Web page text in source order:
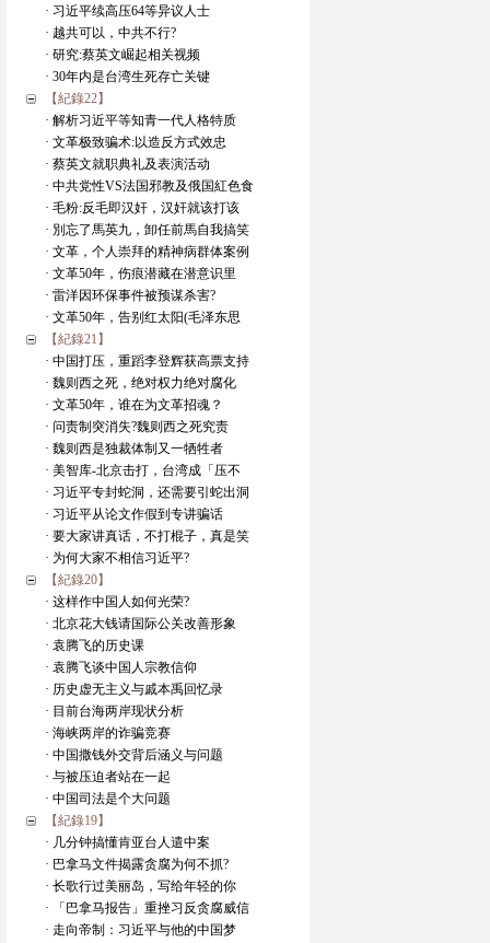
· 习近平续高压64等异议人士
· 越共可以，中共不行?
· 研究:蔡英文崛起相关视频
· 30年内是台湾生死存亡关键
【紀錄22】
· 解析习近平等知青一代人格特质
· 文革极致骗术:以造反方式效忠
· 蔡英文就职典礼及表演活动
· 中共党性VS法国邪教及俄国紅色食
· 毛粉:反毛即汉奸，汉奸就该打该
· 別忘了馬英九，卸任前馬自我搞笑
· 文革，个人崇拜的精神病群体案例
· 文革50年，伤痕潜藏在潜意识里
· 雷洋因环保事件被预谋杀害?
· 文革50年，告别红太阳(毛泽东思
【紀錄21】
· 中国打压，重蹈李登辉获高票支持
· 魏则西之死，绝对权力绝对腐化
· 文革50年，谁在为文革招魂？
· 问责制突消失?魏则西之死究责
· 魏则西是独裁体制又一牺牲者
· 美智库-北京击打，台湾成「压不
· 习近平专封蛇洞，还需要引蛇出洞
· 习近平从论文作假到专讲骗话
· 要大家讲真话，不打棍子，真是笑
· 为何大家不相信习近平?
【紀錄20】
· 这样作中国人如何光荣?
· 北京花大钱请国际公关改善形象
· 袁腾飞的历史课
· 袁腾飞谈中国人宗教信仰
· 历史虚无主义与戚本禹回忆录
· 目前台海两岸现状分析
· 海峡两岸的诈骗竞赛
· 中国撒钱外交背后涵义与问题
· 与被压迫者站在一起
· 中国司法是个大问题
【紀錄19】
· 几分钟搞懂肯亚台人遣中案
· 巴拿马文件揭露贪腐为何不抓?
· 长歌行过美丽岛，写给年轻的你
· 「巴拿马报告」重挫习反贪腐威信
· 走向帝制：习近平与他的中国梦